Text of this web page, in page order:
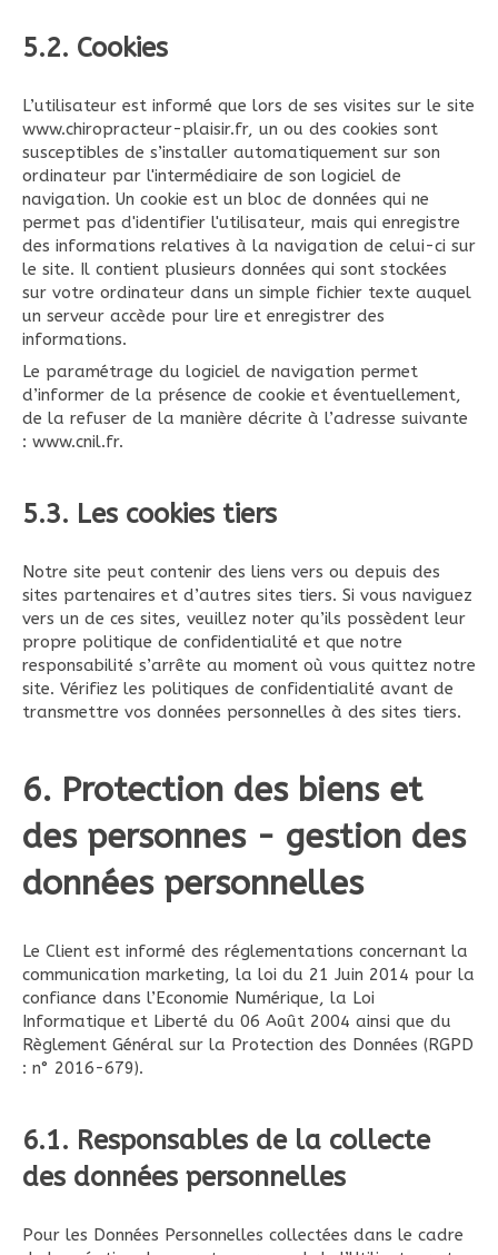
5.2. Cookies
L’utilisateur est informé que lors de ses visites sur le site
www.chiropracteur-plaisir.fr, un ou des cookies sont
susceptibles de s’installer automatiquement sur son
ordinateur par l'intermédiaire de son logiciel de
navigation. Un cookie est un bloc de données qui ne
permet pas d'identifier l'utilisateur, mais qui enregistre
des informations relatives à la navigation de celui-ci sur
le site. Il contient plusieurs données qui sont stockées
sur votre ordinateur dans un simple fichier texte auquel
un serveur accède pour lire et enregistrer des
informations.
Le paramétrage du logiciel de navigation permet
d’informer de la présence de cookie et éventuellement,
de la refuser de la manière décrite à l’adresse suivante
: www.cnil.fr.
5.3. Les cookies tiers
Notre site peut contenir des liens vers ou depuis des
sites partenaires et d’autres sites tiers. Si vous naviguez
vers un de ces sites, veuillez noter qu’ils possèdent leur
propre politique de confidentialité et que notre
responsabilité s’arrête au moment où vous quittez notre
site. Vérifiez les politiques de confidentialité avant de
transmettre vos données personnelles à des sites tiers.
6. Protection des biens et
des personnes - gestion des
données personnelles
Le Client est informé des réglementations concernant la
communication marketing, la loi du 21 Juin 2014 pour la
confiance dans l’Economie Numérique, la Loi
Informatique et Liberté du 06 Août 2004 ainsi que du
Règlement Général sur la Protection des Données (RGPD
: n° 2016-679).
6.1. Responsables de la collecte
des données personnelles
Pour les Données Personnelles collectées dans le cadre